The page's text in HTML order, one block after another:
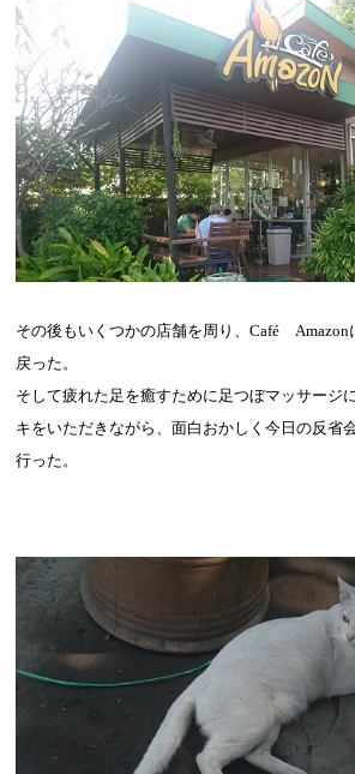
その後もいくつかの店舗を周り、Café Amazon
戻った。
そして疲れた足を癒すために足つぼマッサー
キをいただきながら、面白おかしく今日の反省
行った。